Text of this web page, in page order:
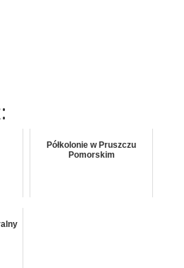
Półkolonie w Pruszczu
Pomorskim